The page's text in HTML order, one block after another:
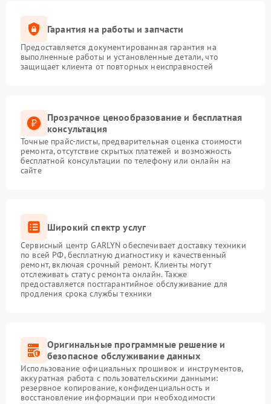
Гарантия на работы и запчасти
Предоставляется документированная гарантия на
выполненные работы и установленные детали, что
защищает клиента от повторных неисправностей
Прозрачное ценообразование и бесплатная
консультация
Точные прайс-листы, предварительная оценка стоимости
ремонта, отсутствие скрытых платежей и возможность
бесплатной консультации по телефону или онлайн на
сайте
Широкий спектр услуг
Сервисный центр GARLYN обеспечивает доставку техники
по всей РФ, бесплатную диагностику и качественный
ремонт, включая срочный ремонт. Клиенты могут
отслеживать статус ремонта онлайн. Также
предоставляется постгарантийное обслуживание для
продления срока службы техники
Оригинальные программные решение и
безопасное обслуживание данных
Использование официальных прошивок и инструментов,
аккуратная работа с пользовательскими данными:
резервное копирование, конфиденциальность и
восстановление информации при необходимости